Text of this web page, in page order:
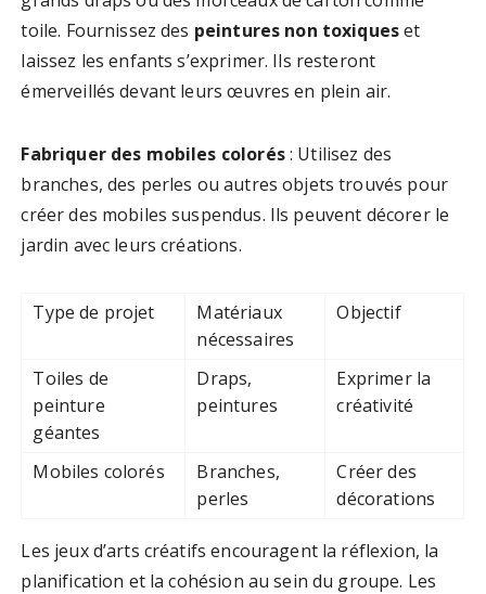
toile. Fournissez des peintures non toxiqueset
laissez les enfants s’exprimer. Ils resteront
émerveillés devant leurs œuvres en plein air.
Fabriquer des mobiles colorés: Utilisez des
branches, des perles ou autres objets trouvés pour
créer des mobiles suspendus. Ils peuvent décorer le
jardin avec leurs créations.
Type de projet
Matériaux
nécessaires
Objectif
Toiles de
peinture
géantes
Draps,
peintures
Exprimer la
créativité
Mobiles colorés
Branches,
perles
Créer des
décorations
Les jeux d’arts créatifs encouragent la réflexion, la
planification et la cohésion au sein du groupe. Les